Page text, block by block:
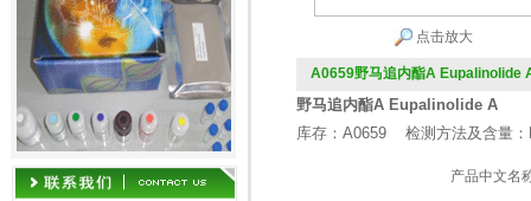
点击放大
A0659野马追内酯A Eupalinolide
野马追内酯A Eupalinolide A
库存：A0659 检测方法及含量
产品中文名